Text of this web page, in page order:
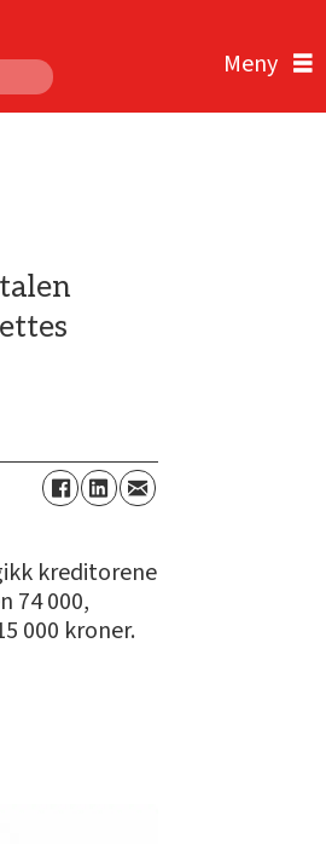
kreditorene
74 000,
000 kroner.